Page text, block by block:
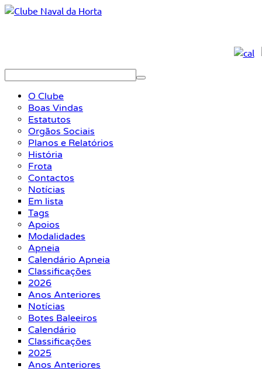
O Clube
Boas Vindas
Estatutos
Orgãos Sociais
Planos e Relatórios
História
Frota
Contactos
Notícias
Em lista
Tags
Apoios
Modalidades
Apneia
Calendário Apneia
Classificações
2026
Anos Anteriores
Notícias
Botes Baleeiros
Calendário
Classificações
2025
Anos Anteriores